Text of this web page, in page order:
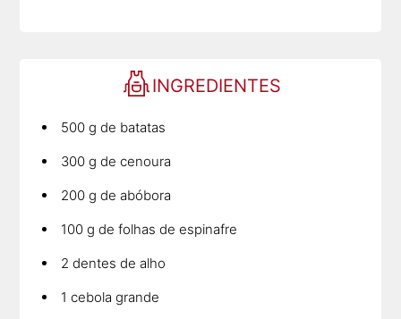
INGREDIENTES
500 g de batatas
300 g de cenoura
200 g de abóbora
100 g de folhas de espinafre
2 dentes de alho
1 cebola grande